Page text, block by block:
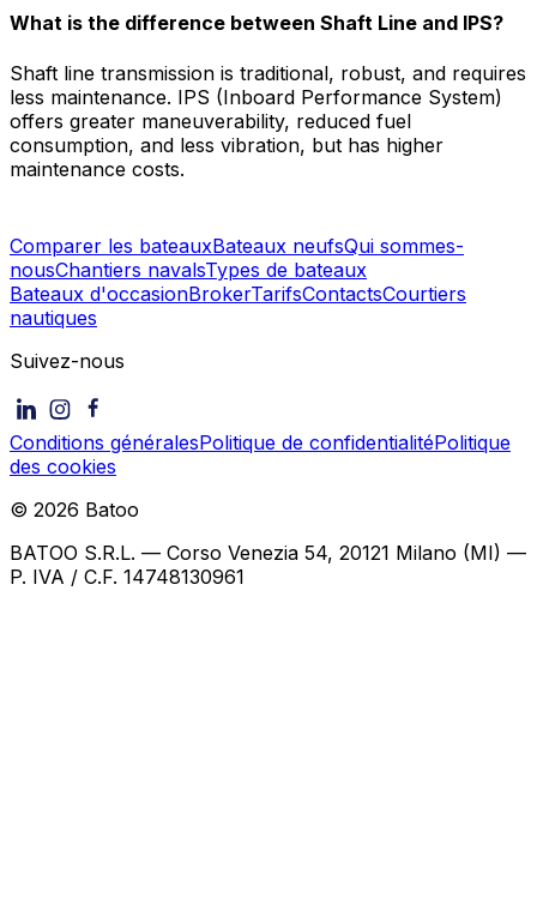
What is the difference between Shaft Line and IPS?
Shaft line transmission is traditional, robust, and requires
less maintenance. IPS (Inboard Performance System)
offers greater maneuverability, reduced fuel
consumption, and less vibration, but has higher
maintenance costs.
Comparer les bateauxBateaux neufsQui sommes-
nousChantiers navalsTypes de bateaux
Bateaux d'occasionBrokerTarifsContactsCourtiers
nautiques
Suivez-nous
Conditions généralesPolitique de confidentialitéPolitique
des cookies
© 2026 Batoo
BATOO S.R.L. — Corso Venezia 54, 20121 Milano (MI) —
P. IVA / C.F. 14748130961